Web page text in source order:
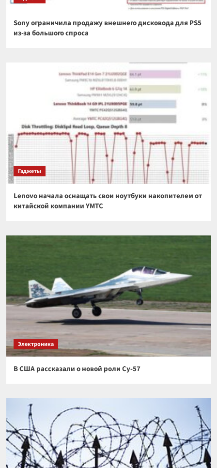
Sony ограничила продажу внешнего дисковода для PS5
из-за большого спроса
Гаджеты
Lenovo начала оснащать свои ноутбуки накопителем от
китайской компании YMTC
Электроника
В США рассказали о новой роли Су-57